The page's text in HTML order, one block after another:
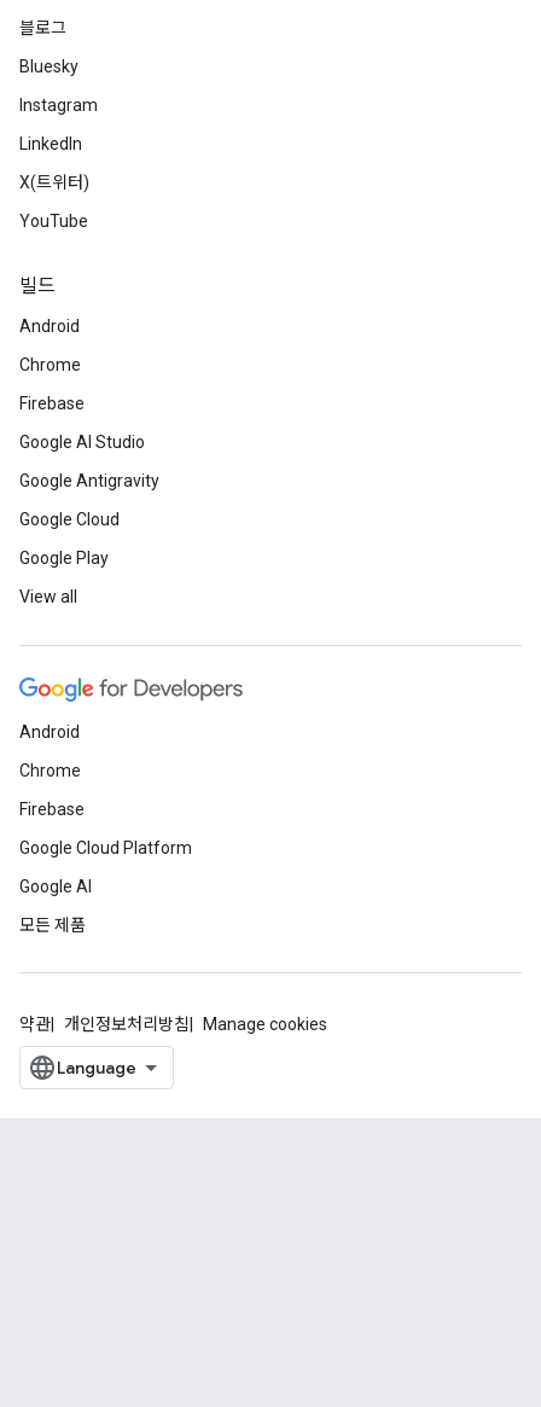
블로그
Bluesky
Instagram
LinkedIn
X(트위터)
YouTube
빌드
Android
Chrome
Firebase
Google AI Studio
Google Antigravity
Google Cloud
Google Play
View all
Android
Chrome
Firebase
Google Cloud Platform
Google AI
모든 제품
약관 개인정보처리방침 Manage cookies